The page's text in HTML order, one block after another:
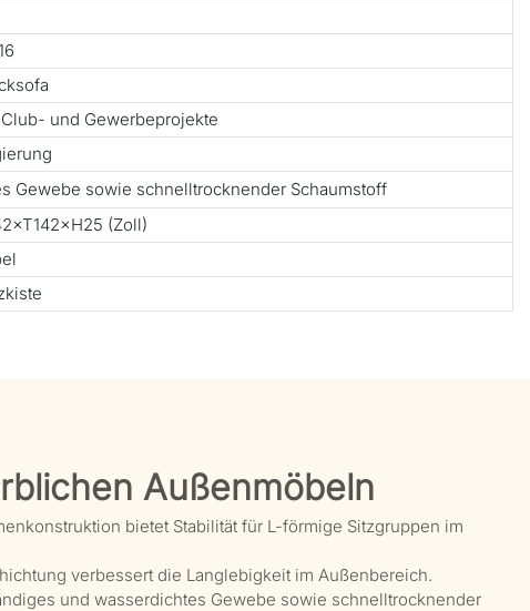
und Gewerbeprojekte
Gewebe sowie schnelltrocknender Schaumstoff
(Zoll)
Außenmöbeln
bietet Stabilität für L-förmige Sitzgruppen im
verbessert die Langlebigkeit im Außenbereich.
und wasserdichtes Gewebe sowie schnelltrocknender